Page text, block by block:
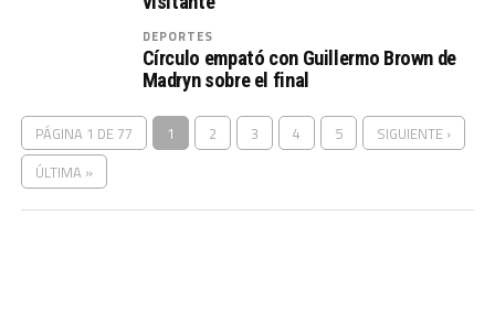
DEPORTES
Círculo empató con Guillermo Brown de
Madryn sobre el final
PÁGINA 1 DE 77 1 2 3 4 5
SIGUIENTE ›
ÚLTIMA »